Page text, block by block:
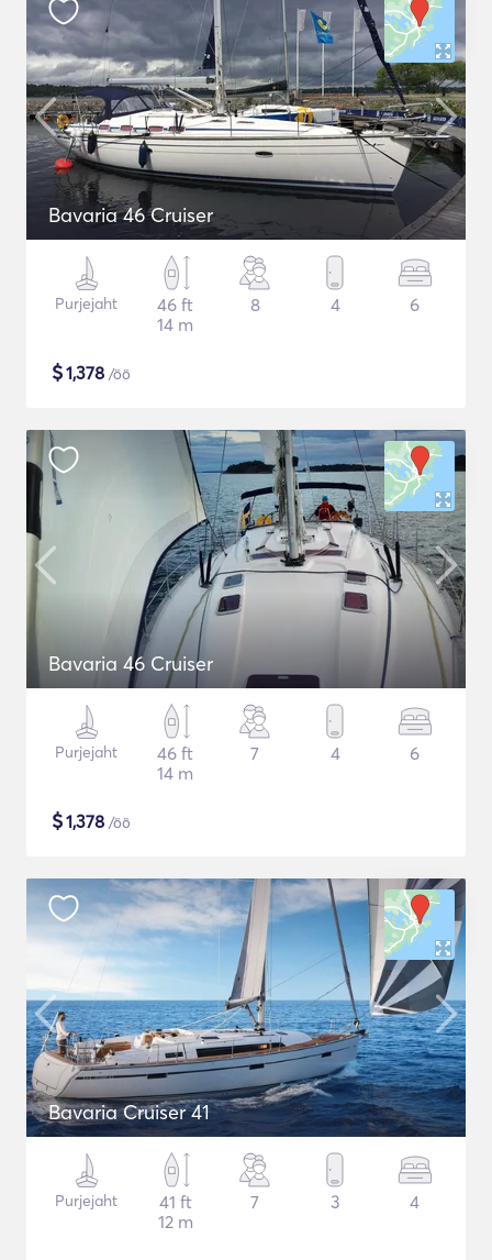
Bavaria 46 Cruiser
Purjejaht
46 ft
14 m
8 4 6
$1,378 /öö
Bavaria 46 Cruiser
Purjejaht
46 ft
14 m
7 4 6
$1,378 /öö
Bavaria Cruiser 41
Purjejaht
41 ft
12 m
7 3 4